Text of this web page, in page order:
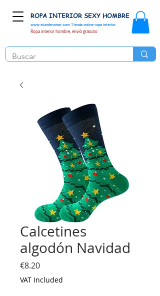
www.elunderwear.com Tienda online ropa interior
ROPA INTERIOR SEXY HOMBRE
Ropa interior hombre, envió gratuito
Calcetines
algodón Navidad
€8.20Price
VAT Included